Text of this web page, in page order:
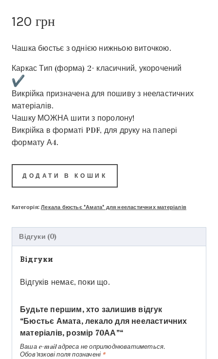
120 грн
Чашка бюстьє з однією нижньою виточкою.
Каркас Тип (форма) 2- класичний, укорочений
Викрійка призначена для пошиву з нееластичних
матеріалів.
Чашку МОЖНА шити з поролону!
Викрійка в форматі PDF, для друку на папері
формату А4.
ДОДАТИ В КОШИК
Категорія:Лекала бюстьє "Амата" для нееластичних матеріалів
Відгуки (0)
Відгуки
Відгуків немає, поки що.
Будьте першим, хто залишив відгук
“Бюстьє Амата, лекало для нееластичних
матеріалів, розмір 70АА”“
Ваша e-mail адреса не оприлюднюватиметься.
Обов’язкові поля позначені *